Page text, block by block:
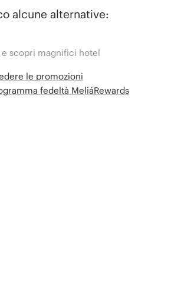
alcune alternative:
scopri magnifici hotel
le promozioni
fedeltà MeliáRewards